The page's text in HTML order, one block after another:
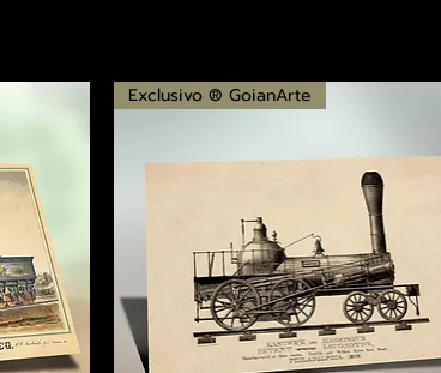
Exclusivo ® GoianArte